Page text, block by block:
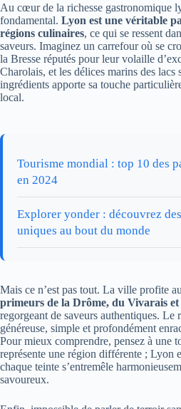
Au cœur de la richesse gastronomique
fondamental. Lyon est une véritable
régions culinaires, ce qui se ressent
saveurs. Imaginez un carrefour où se
la Bresse réputés pour leur volaille
Charolais, et les délices marins des lacs
ingrédients apporte sa touche
local.
Tourisme mondial : top 10 des
en 2024
Explorer yonder : découvrez
uniques au bout du monde
Mais ce n’est pas tout. La ville profite
primeurs de la Drôme, du Vivarais
regorgeant de saveurs authentiques.
généreuse, simple et profondément
Pour mieux comprendre, pensez à une
représente une région différente ; Lyon
chaque teinte s’entremêle
savoureux.